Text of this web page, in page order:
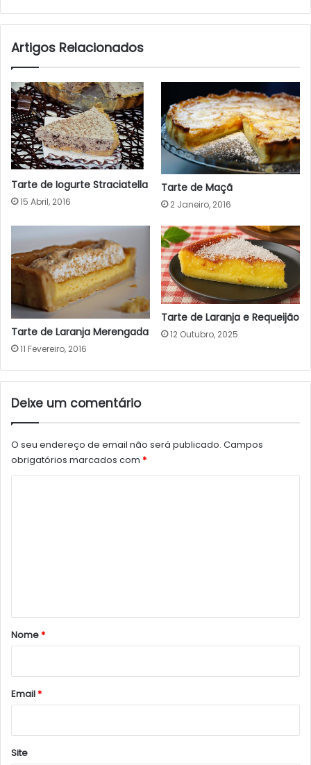
Artigos Relacionados
Tarte de Iogurte Straciatella
15 Abril, 2016
Tarte de Maçã
2 Janeiro, 2016
Tarte de Laranja Merengada
11 Fevereiro, 2016
Tarte de Laranja e Requeijão
12 Outubro, 2025
Deixe um comentário
O seu endereço de email não será publicado. Campos
obrigatórios marcados com *
r
*
Nome*
Email*
Site